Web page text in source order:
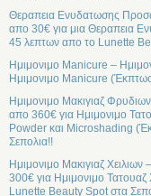
Θεραπεια Ενυδατωσης
απο 30€ για μια Θεραπεια
45 λεπτων απο το Lunette
Ημιμονιμο Manicure –
Ημιμονιμο Manicure
Ημιμονιμο Μακιγιαζ
απο 360€ για Ημιμονιμο
Powder και Microshading
Σεπολια!!
Ημιμονιμο Μακιγιαζ
300€ για Ημιμονιμο
Lunette Beauty Spot στα